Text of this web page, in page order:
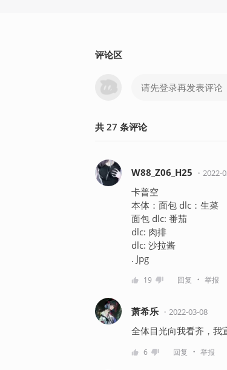
评论区
共 27 条评论
W88_Z06_H25 ・ 2022-
卡普空
本体：面包 dlc：生菜
面包 dlc: 番茄
dlc: 肉排
dlc: 沙拉酱
. Jpg
19 回复 ・ 举报
萧希乐 ・ 2022-03-08
全体目光向我看齐，我
6 回复 ・ 举报